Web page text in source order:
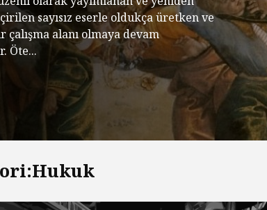
sayısız eserle oldukça üretken ve
çalışma alanı olmaya devam
Öte...